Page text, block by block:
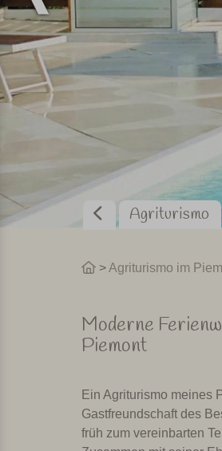
Agriturismo
>Agriturismo im
Moderne
Piemont
Ein Agriturismo meines
Gastfreundschaft des
früh zum vereinbarten